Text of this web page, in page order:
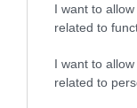
I want to
related to
I want to
related to